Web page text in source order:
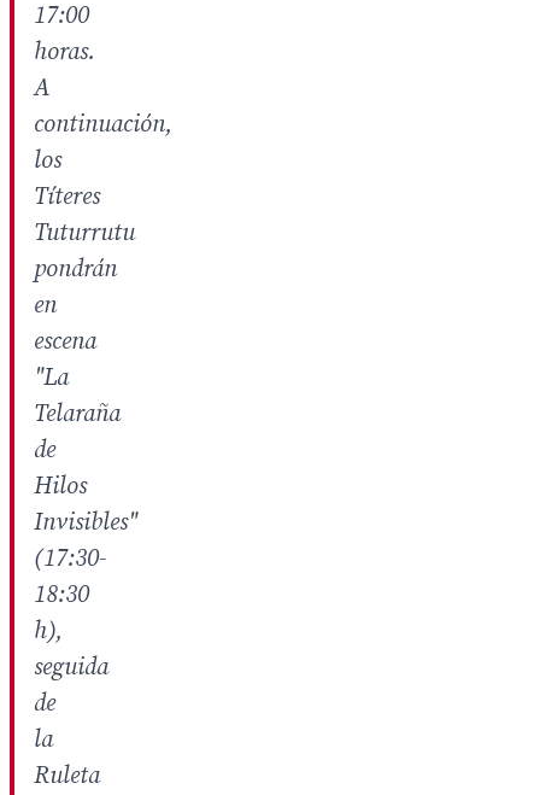
17:00
horas.
A
continuación,
los
Títeres
Tuturrutu
pondrán
en
escena
"La
Telaraña
de
Hilos
Invisibles"
(17:30-
18:30
h),
seguida
de
la
Ruleta